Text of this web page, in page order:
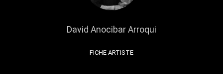
David Anocibar Arroqui
FICHE ARTISTE